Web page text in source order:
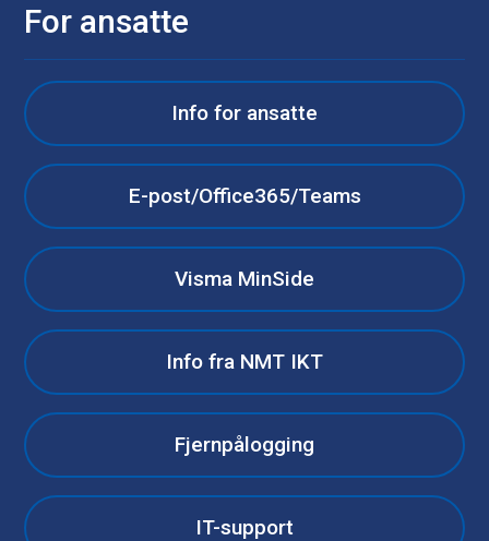
For ansatte
Info for ansatte
E-post/Office365/Teams
Visma MinSide
Info fra NMT IKT
Fjernpålogging
IT-support